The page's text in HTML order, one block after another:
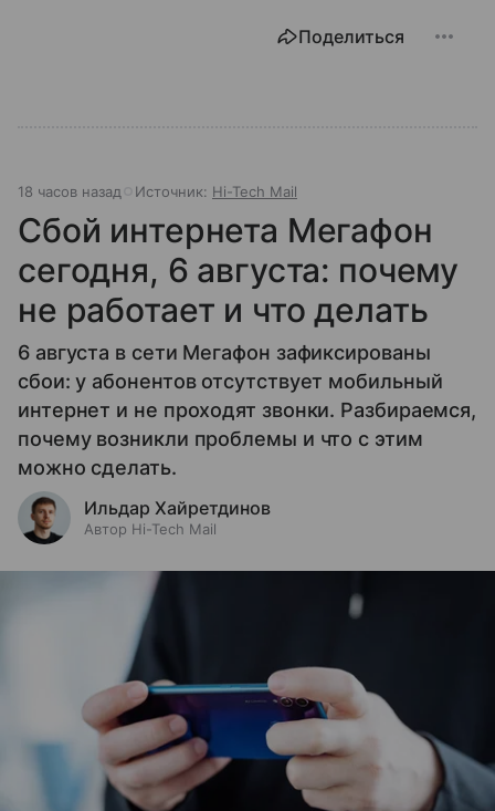
Поделиться
18 часов назад Источник: Hi-Tech Mail
Сбой интернета Мегафон
сегодня, 6 августа: почему
не работает и что делать
6 августа в сети Мегафон зафиксированы
сбои: у абонентов отсутствует мобильный
интернет и не проходят звонки. Разбираемся,
почему возникли проблемы и что с этим
можно сделать.
Ильдар Хайретдинов
Автор Hi-Tech Mail